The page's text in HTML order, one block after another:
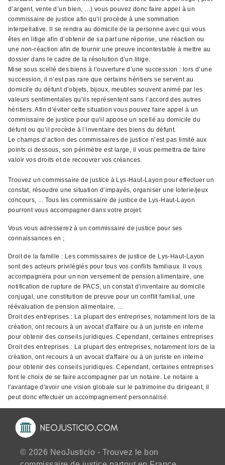
d’argent, vente d’un bien, …) vous pouvez donc faire appel à un
commissaire de justice afin qu’il procède à une sommation
interpellative. Il se rendra au domicile de la personne avec qui vous
êtes en litige afin d’obtenir de sa part une réponse, une réaction ou
une non-réaction afin de fournir une preuve incontestable à mettre au
dossier dans le cadre de la résolution d’un litige.
Mise sous scellé des biens à l’ouverture d’une succession : lors d’une
succession, il n’est pas rare que certains héritiers se servent au
domicile du défunt d’objets, bijoux, meubles souvent animé par les
valeurs sentimentales qu’ils représentent sans l’accord des autres
héritiers. Afin d’éviter cette situation vous pouvez faire appel à un
commissaire de justice pour qu’il appose un scellé au domicile du
défunt ou qu’il procède à l’inventaire des biens du défunt.
Le champs d’action des commissaires de justice n’est pas limité aux
points ci dessous, son périmètre est large, il vous permettra de faire
valoir vos droits et de recouvrer vos créances.
Trouvez un commissaire de justice à Lys-Haut-Layon pour effectuer un
constat, résoudre une situation d’impayés, organiser une loterie/jeux
concours, ... Tous les commissaire de justice de Lys-Haut-Layon
pourront vous accompagner dans votre projet.
Vous vous adresserez à un commissaire de justice pour ses
connaissances en ;
Droit de la famille : Les commissaires de justice de Lys-Haut-Layon
sont des acteurs privilégiés pour tous vos conflits familiaux. Il vous
accompagnera pour un non versement de pension alimentaire, une
notification de rupture de PACS, un constat d’inventaire au domicile
conjugal, une constitution de preuve pour un conflit familial, une
réévaluation de pension alimentaire, …
Droit des entreprises : La plupart des entreprises, notamment lors de la
création, ont recours à un avocat d'affaire ou à un juriste en interne
pour obtenir des conseils juridiques. Cependant, certaines entreprises
Droit des entreprises : La plupart des entreprises, notamment lors de la
création, ont recours à un avocat d'affaire ou à un juriste en interne
pour obtenir des conseils juridiques. Cependant, certaines entreprises
font le choix de se faire accompagner par un notaire. Le notaire a
l'avantage d'avoir une vision globale sur le patrimoine du dirigeant, il
peut donc effectuer un accompagnement personnalisé.
© 2026 NeoJusticio - Trouvez le bon